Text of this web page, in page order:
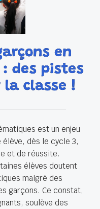
en
des pistes
la classe !
est un enjeu
dès le cycle 3,
et de réussite.
élèves doutent
malgré des
garçons. Ce constat,
soulève des